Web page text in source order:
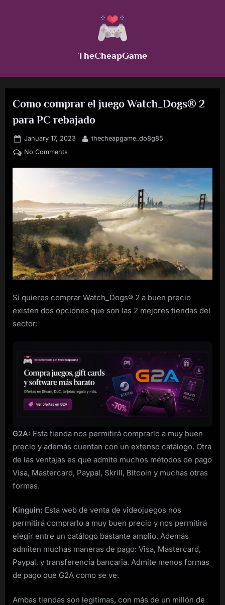
TheCheapGame
Como comprar el juego Watch_Dogs® 2
para PC rebajado
Posted
on
January 17, 2023 By
thecheapgame_do8g85
No Commentson
comprar
Watch_Dogs®
2
para
PC
rebajado
Si quieres comprar Watch_Dogs® 2 a buen precio
existen dos opciones que son las 2 mejores tiendas del
sector:
G2A: Esta tienda nos permitirá comprarlo a muy buen
precio y además cuentan con un extenso catálogo. Otra
de las ventajas es que admite muchos métodos de pago
Visa, Mastercard, Paypal, Skrill, Bitcoin y muchas otras
formas.
Kinguin: Esta web de venta de videojuegos nos
permitirá comprarlo a muy buen precio y nos permitirá
elegir entre un catálogo bastante amplio. Además
admiten muchas maneras de pago: Visa, Mastercard,
Paypal, y transferencia bancaria. Admite menos formas
de pago que G2A como se ve.
Ambas tiendas son legitimas, con más de un millón de